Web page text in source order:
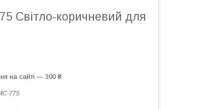
Світло-коричневий для
на сайті — 300 ₴
775